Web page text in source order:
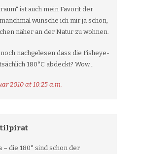
ist auch mein Favorit der
wünsche ich mir ja schon,
näher an der Natur zu wohnen.
nachgelesen dass die Fisheye-
180°C abdeckt? Wow…
2010 at 10:25 a.m.
– die 180° sind schon der